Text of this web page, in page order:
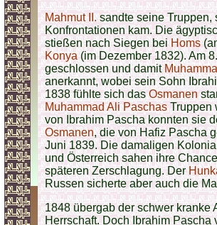
Mahmut II.sandte seine Truppen,
Konfrontationen kam. Die
stießen nach Siegen beiHoms
Konya(im Dezember 1832). Am
geschlossen und damit
anerkannt, wobei sein Sohn
1838 fühlte sich dasOsmanen
Muhammad Ali PaschasTruppen
von Ibrahim Pascha konnten sie
Osmanen, die von Hafiz Pascha
Juni 1839. Die damaligen
und Österreich sahen ihre
späteren Zerschlagung. Der
Russen sicherte aber auch die
1848 übergab der schwer kranke
Herrschaft. Doch Ibrahim Pascha